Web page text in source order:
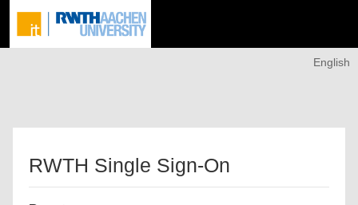
English
RWTH Single Sign-On